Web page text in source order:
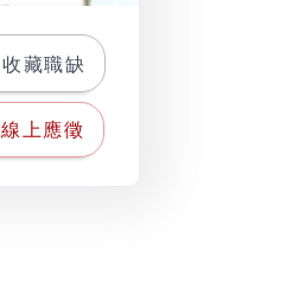
收藏職缺
線上應徵